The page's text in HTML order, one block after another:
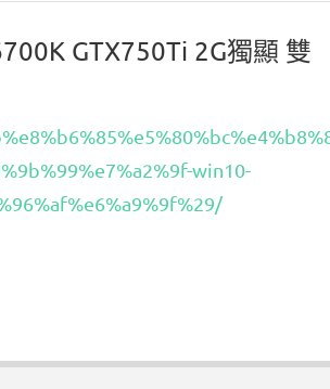
GTX750Ti 2G獨顯 雙
win10-